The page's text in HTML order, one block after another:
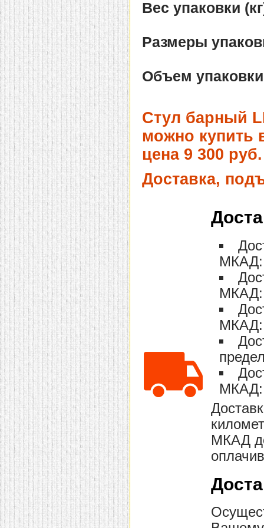
домашнем использовании.
Эта мебель имеет
некоторые преимущества
перед той же стенкой для
гостиной, к примеру,
поскольку она более
легкая и не загромождает
пространство. В спальне
этот предмет можно
поставить у изголовья
кровати, чтобы заполнить
пустующее там
место. Также стеллажи
очень часто используют в
качестве разграничителей
комнаты, например, на
рабочую зону и
пространство для отдыха.
Особенно это актуально
для однокомнатных
квартир.
Вес упаковки
Размеры
Объем
Стул барный
можно купить
цена 9 300 руб.
Доставка,
МКАД:
МКАД:
МКАД:
МКАД:
МКАД